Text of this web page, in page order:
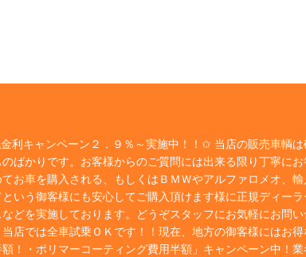
利キャンペーン２．９％～実施中！！✩ 当店の販売車輌は
ばかりです。お客様からのご質問には出来る限り丁寧にお
お車を購入される、もしくはＢＭＷやアルファロメオ、輸
いう御客様にも安心してご購入頂けます様に正規ディーラ
どを実施しております。どうぞスタッフにお気軽にお問い
店では全車試乗ＯＫです！！現在、地方の御客様にはお得
額！・ポリマーコーティング費用半額」キャンペーン中！